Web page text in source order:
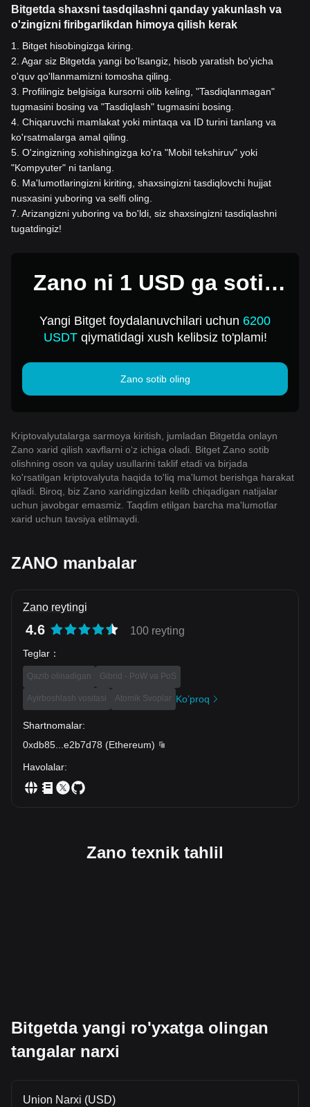
Bitgetda shaxsni tasdqilashni qanday yakunlash va
o'zingizni firibgarlikdan himoya qilish kerak
1
Bitget hisobingizga kiring.
2 Agar siz Bitgetda yangi bo'lsangiz, hisob yaratish bo'yicha
o'quv qo'llanmamizni tomosha qiling.
3
Profilingiz belgisiga kursorni olib keling, "Tasdiqlanmagan"
tugmasini bosing va "Tasdiqlash" tugmasini bosing.
4 Chiqaruvchi mamlakat yoki mintaqa va ID turini tanlang va
ko'rsatmalarga amal qiling.
5 O'zingizning xohishingizga ko'ra "Mobil tekshiruv" yoki
"Kompyuter" ni tanlang.
6
Ma'lumotlaringizni kiriting, shaxsingizni tasdiqlovchi hujjat
nusxasini yuboring va selfi oling.
7 Arizangizni yuboring va bo'ldi, siz shaxsingizni tasdiqlashni
tugatdingiz!
Zano ni 1 USD ga sotib
Yangi Bitget foydalanuvchilari uchun 6200
USDTqiymatidagi xush kelibsiz to'plami!
Zano sotib oling
Kriptovalyutalarga sarmoya kiritish, jumladan Bitgetda onlayn
Zano xarid qilish xavflarni o‘z ichiga oladi. Bitget Zano sotib
olishning oson va qulay usullarini taklif etadi va birjada
ko'rsatilgan kriptovalyuta haqida to'liq ma'lumot berishga harakat
qiladi. Biroq, biz Zano xaridingizdan kelib chiqadigan natijalar
uchun javobgar emasmiz. Taqdim etilgan barcha ma'lumotlar
xarid uchun tavsiya etilmaydi.
ZANO manbalar
Zano reytingi
4.6 100 reyting
Teglar ：
Qazib olinadigan Gibrid - PoW va PoS
Ayirboshlash vositasi Atomik Svoplar Ko’proq
Shartnomalar:
0xdb85
e2b7d78 (Ethereum)
Havolalar:
Zano texnik tahlil
Bitgetda yangi ro'yxatga olingan
tangalar narxi
Union Narxi (USD)